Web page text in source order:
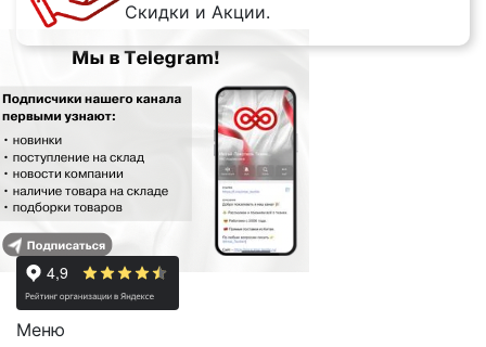
Скидки и Акции.
Меню